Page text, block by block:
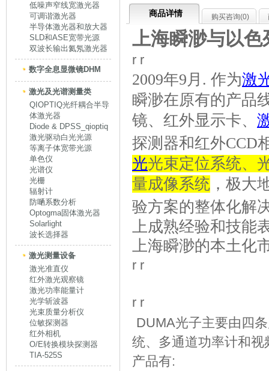
低噪声窄线宽激光器
可调谐激光器
半导体激光器和放大器
SLD和ASE宽带光源
双波长输出氦氖激光器
数字全息显微镜DHM
激光及光谱测量类
QIOPTIQ光纤耦合半导
体激光器
Diode & DPSS_qioptiq
激光驱动白光光源
等离子体宽带光源
单色仪
光谱仪
光栅
辐射计
防嗮系数分析
Optogma固体激光器
Solarlight
波长选择器
激光测量设备
激光准直仪
红外激光观察镜
激光功率能量计
光学斩波器
光束质量分析仪
位敏探测器
红外相机
O/E转换模块探测器
TIA-525S
商品详情 购买咨询(0)
上海瞬渺与以色
r r
2009年9月 . 作为激
瞬渺在原有的产品
镜、红外显示卡、
探测器和红外CCD
光光束定位系统、
量成像系统 ，极大
验方案的整体化解
上成熟经验和技能
上海瞬渺的本土化
r r
r r
DUMA光子主要由四
统、多通道功率计和
产品有: